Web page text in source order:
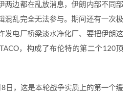
两边都在乱放消息，伊朗内部不同部
混乱完全无法参与。期间还有一次极
发电厂桥梁淡水净化厂、要把伊朗这
，构成了布伦特的第二个120顶
日，这是本轮战争实质上的第一个缓